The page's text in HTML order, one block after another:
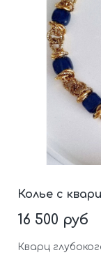
Колье с
16 500 руб
Кварц